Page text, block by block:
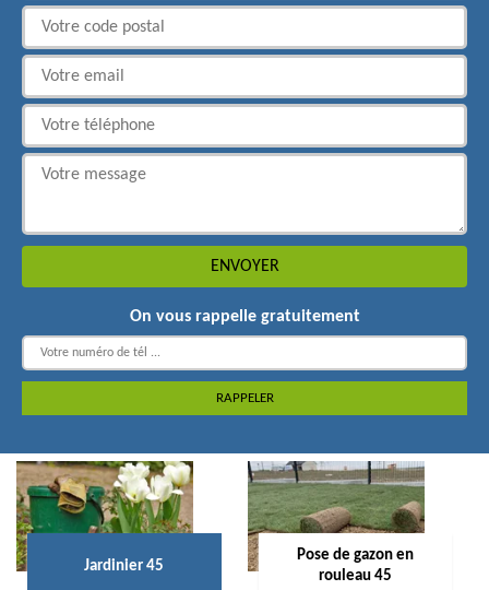
On vous rappelle gratuitement
Jardinier 45
Pose de gazon en
rouleau 45